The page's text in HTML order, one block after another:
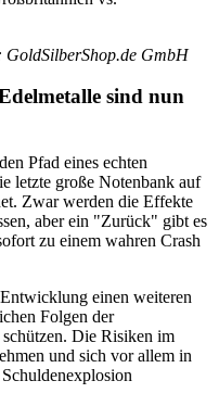
GmbH
sind nun
Pfad eines echten
letzte große Notenbank auf
Zwar werden die Effekte
aber ein "Zurück" gibt es
zu einem wahren Crash
einen weiteren
Folgen der
Die Risiken im
und sich vor allem in